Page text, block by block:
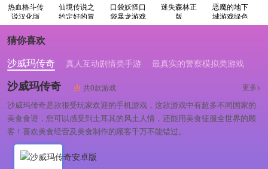
热血格斗传
说汉化版
仙境传说之
约定好的冒
险手机免费
口袋妖怪口
袋暴龙游戏
纯净版
迷失森林正
版
恶魔的地下
城游戏绿色
版
猜你喜欢
沙威玛传奇
真人互动剧情类手游 最真实的警察模拟类游戏
沙威玛传奇 共0款游戏 更多>
沙威玛传奇是款很受玩家欢迎的手机游戏，这款游戏中有超多不同国家的
美食食谱，您可以感受到土耳其的风土人情，还能用美食征服全世界的顾
客！喜欢美食经营及美食制作的顾客千万不能错过。